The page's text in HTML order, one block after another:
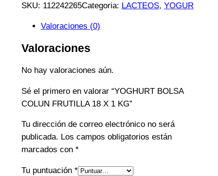
SKU: 112242265Categoria: LACTEOS, YOGUR
Valoraciones (0)
Valoraciones
No hay valoraciones aún.
Sé el primero en valorar “YOGHURT BOLSA
COLUN FRUTILLA 18 X 1 KG”
Tu dirección de correo electrónico no será
publicada. Los campos obligatorios están
marcados con *
Tu puntuación *